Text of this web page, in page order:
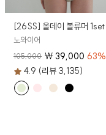
[26SS] 올데이 볼류머 1set
노와이어
105,000 ₩39,000 63%
4.9 (리뷰 3,135)